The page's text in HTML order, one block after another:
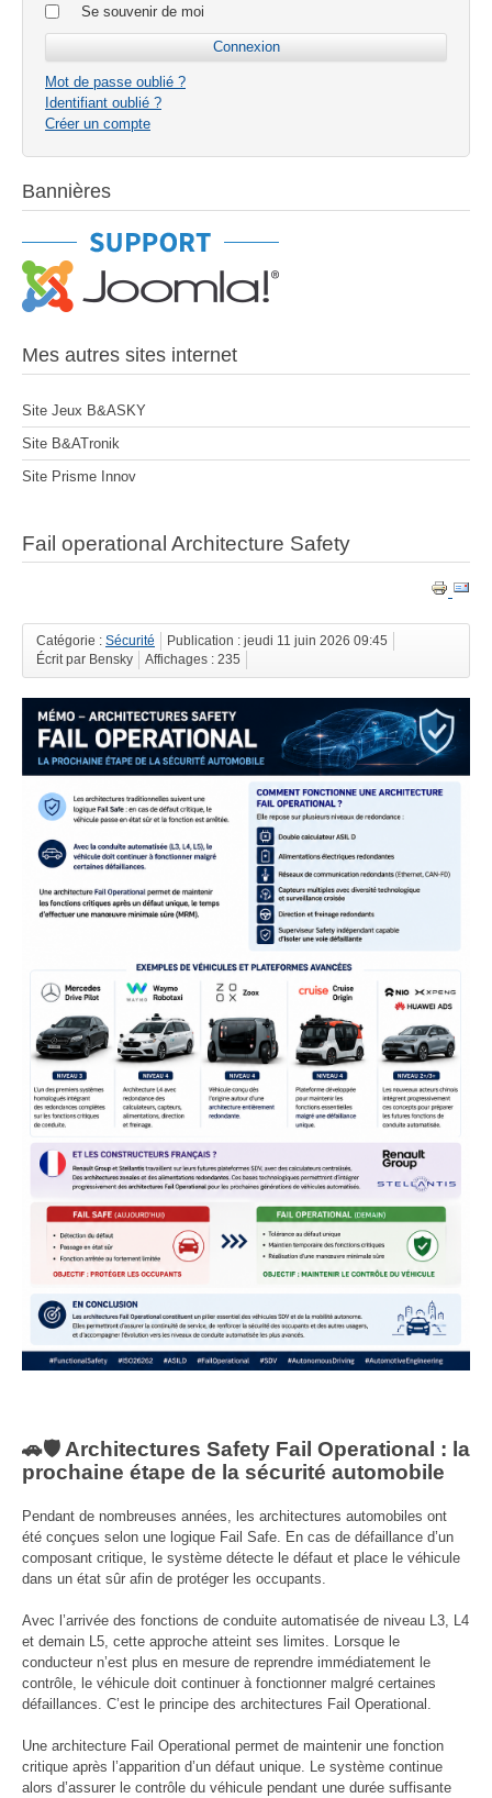
Se souvenir de moi
Mot de passe oublié ?
Identifiant oublié ?
Créer un compte
Bannières
Mes autres sites internet
Site Jeux B&ASKY
Site B&ATronik
Site Prisme Innov
Fail operational Architecture Safety
Catégorie : Sécurité
Publication : jeudi 11 juin 2026 09:45
Écrit par Bensky
Affichages : 235
🚗🛡️ Architectures Safety Fail Operational : la
prochaine étape de la sécurité automobile
Pendant de nombreuses années, les architectures automobiles ont
été conçues selon une logique Fail Safe. En cas de défaillance d’un
composant critique, le système détecte le défaut et place le véhicule
dans un état sûr afin de protéger les occupants.
Avec l’arrivée des fonctions de conduite automatisée de niveau L3, L4
et demain L5, cette approche atteint ses limites. Lorsque le
conducteur n’est plus en mesure de reprendre immédiatement le
contrôle, le véhicule doit continuer à fonctionner malgré certaines
défaillances. C’est le principe des architectures Fail Operational.
Une architecture Fail Operational permet de maintenir une fonction
critique après l’apparition d’un défaut unique. Le système continue
alors d’assurer le contrôle du véhicule pendant une durée suffisante